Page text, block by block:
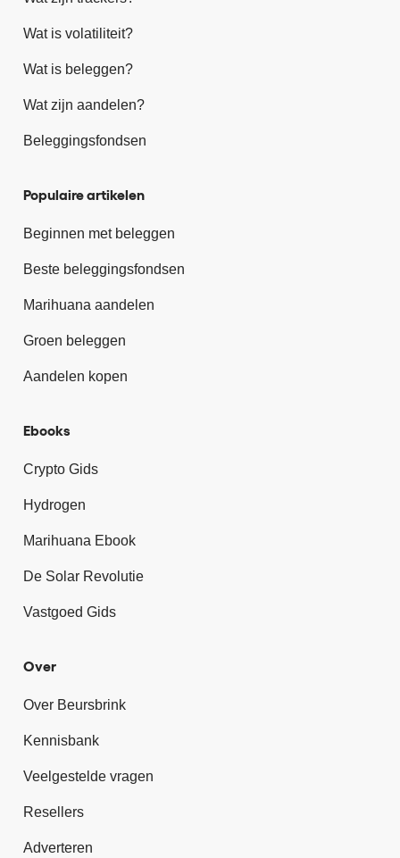
Wat is volatiliteit?
Wat is beleggen?
Wat zijn aandelen?
Beleggingsfondsen
Populaire artikelen
Beginnen met beleggen
Beste beleggingsfondsen
Marihuana aandelen
Groen beleggen
Aandelen kopen
Ebooks
Crypto Gids
Hydrogen
Marihuana Ebook
De Solar Revolutie
Vastgoed Gids
Over
Over Beursbrink
Kennisbank
Veelgestelde vragen
Resellers
Adverteren